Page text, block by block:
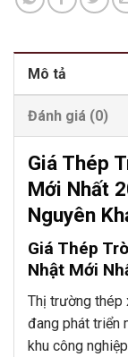
Mô tả
Đánh giá (0)
Giá Thép
Mới Nhất
Nguyên
Giá Thép
Nhật Mới
Thị trường thép
đang phát triển
khu công